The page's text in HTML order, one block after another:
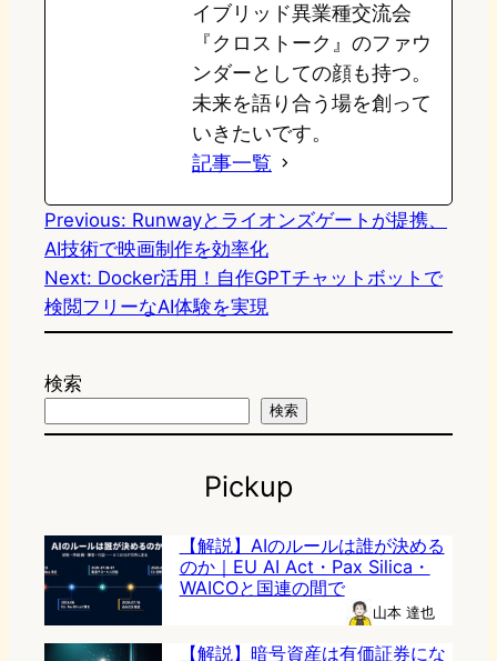
イブリッド異業種交流会
『クロストーク』のファウ
ンダーとしての顔も持つ。
未来を語り合う場を創って
いきたいです。
記事一覧
Previous: Runwayとライオンズゲートが提携、
AI技術で映画制作を効率化
Next: Docker活用！自作GPTチャットボットで
検閲フリーなAI体験を実現
検索
検索
Pickup
【解説】AIのルールは誰が決める
のか｜EU AI Act・Pax Silica・
WAICOと国連の間で
山本 達也
【解説】暗号資産は有価証券にな